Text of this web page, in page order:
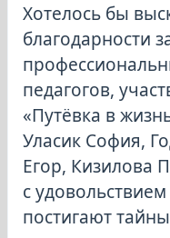
Хотелось бы
благодарности
педагогов,
«Путёвка в
Уласик София,
Егор, Кизилова
с
постигают